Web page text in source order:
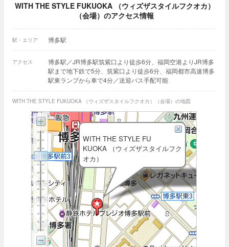
WITH THE STYLE FUKUOKA （ウィズザスタイルフクオカ）
（会場）のアクセス情報
駅・エリア 博多駅
アクセス
博多駅／JR博多駅筑紫口より徒歩6分、福岡空港よりJR博多
駅まで地下鉄で5分、筑紫口より徒歩6分、福岡都市高速博多
駅東ランプから車で4分／送迎バス手配可能
WITH THE STYLE FUKUOKA （ウィズザスタイルフクオカ）（会場）の地図
WITH THE STYLE FU
KUOKA （ウィズザスタイルフク
オカ）